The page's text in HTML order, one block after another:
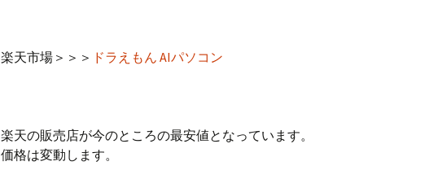
楽天市場＞＞＞ ドラえもん AIパソコン
楽天の販売店が今のところの最安値となっています。
価格は変動します。